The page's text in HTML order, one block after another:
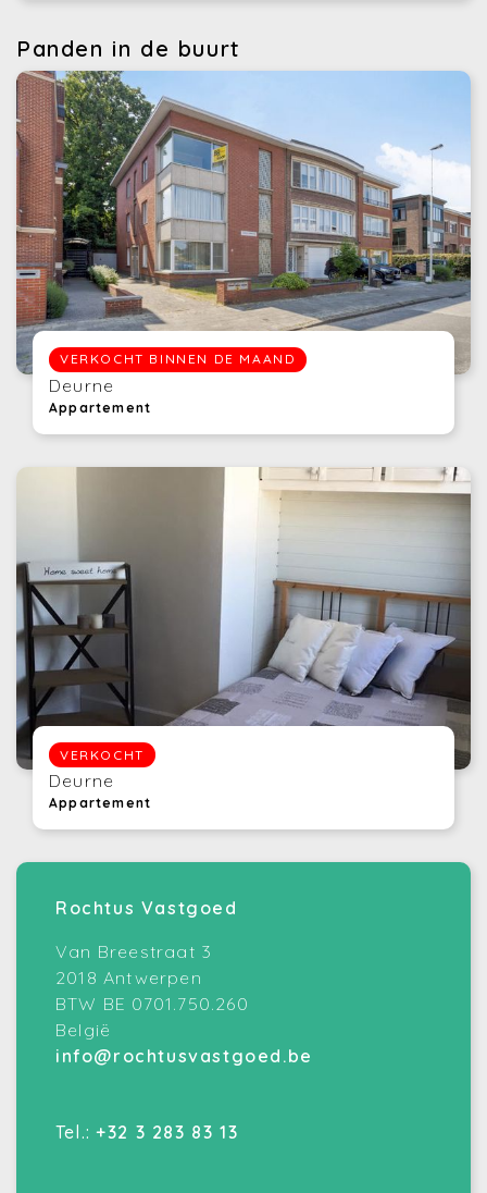
Panden in de buurt
VERKOCHT BINNEN DE MAAND
Deurne
Appartement
VERKOCHT
Deurne
Appartement
Rochtus Vastgoed
Van Breestraat 3
2018 Antwerpen
BTW BE 0701.750.260
België
info@rochtusvastgoed.be
Tel.: +32 3 283 83 13